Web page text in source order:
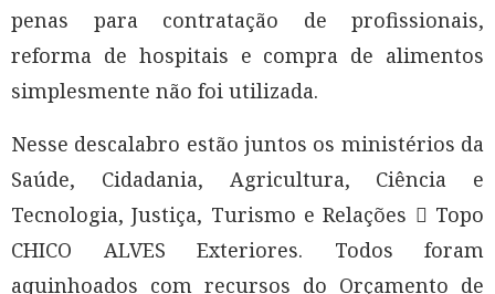
penas para contratação de profissionais,
reforma de hospitais e compra de alimentos
simplesmente não foi utilizada.
Nesse descalabro estão juntos os ministérios da
Saúde, Cidadania, Agricultura, Ciência e
Tecnologia, Justiça, Turismo e Relações  Topo
CHICO ALVES Exteriores. Todos foram
aquinhoados com recursos do Orçamento de